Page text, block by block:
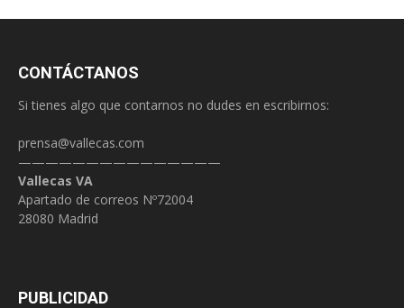
CONTÁCTANOS
Si tienes algo que contarnos no dudes en escribirnos:
prensa@vallecas.com
———————————————
Vallecas VA
Apartado de correos Nº72004
28080 Madrid
PUBLICIDAD